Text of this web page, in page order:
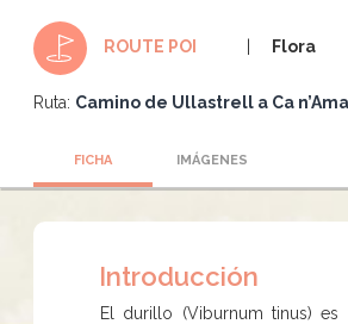
ROUTE POI Flora
Ruta: Camino de Ullastrell a Ca
FICHA IMÁGENES
Introducción
El durillo (Viburnum tinus) es